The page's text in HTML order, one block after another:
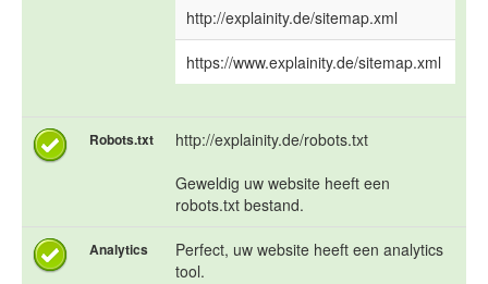
http://explainity.de/sitemap.xml
https://www.explainity.de/sitemap.xml
Robots.txt
http://explainity.de/robots.txt
Geweldig uw website heeft een
robots.txt bestand.
Analytics
Perfect, uw website heeft een analytics
tool.